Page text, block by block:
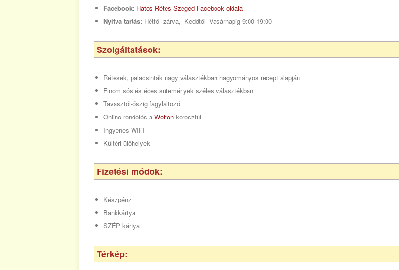
Facebook: Hatos Rétes Szeged Facebook oldala
Nyitva tartás: Hétfő zárva, Keddtől–Vasárnapig 9:00-19:00
Szolgáltatások:
Rétesek, palacsinták nagy választékban hagyományos recept alapján
Finom sós és édes sütemények széles választékban
Tavasztól-őszig fagylaltozó
Online rendelés a Wolton keresztül
Ingyenes WIFI
Kültéri ülőhelyek
Fizetési módok:
Készpénz
Bankkártya
SZÉP kártya
Térkép: